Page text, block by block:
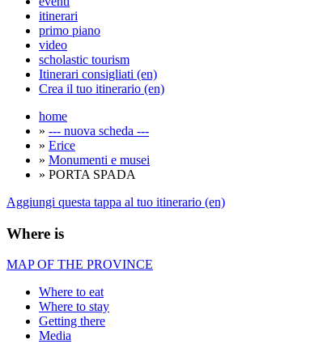
itinerari
primo piano
video
scholastic tourism
Itinerari consigliati (en)
Crea il tuo itinerario (en)
home
» --- nuova scheda ---
» Erice
» Monumenti e musei
» PORTA SPADA
Aggiungi questa tappa al tuo itinerario (en)
Where is
MAP OF THE PROVINCE
Where to eat
Where to stay
Getting there
Media